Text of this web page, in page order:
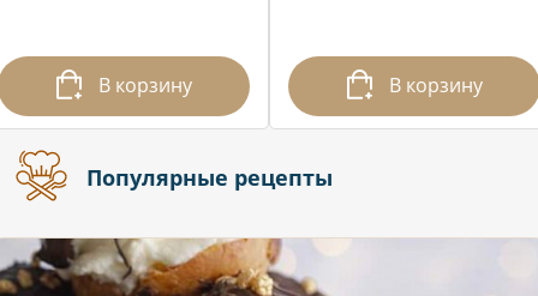
В корзину В корзину
Популярные рецепты